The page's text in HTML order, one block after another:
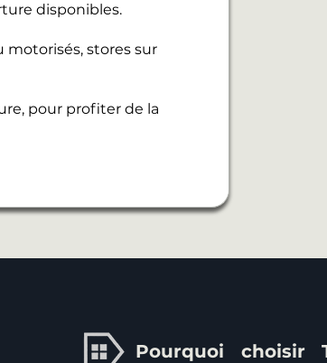
disponibles.
motorisés, stores sur
pour profiter de la
Pourquoi choisir